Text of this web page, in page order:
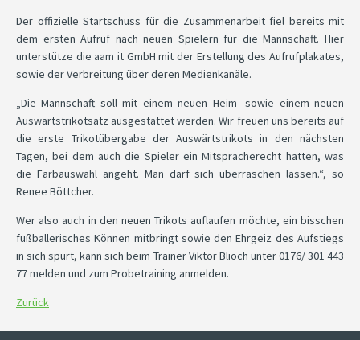
Der offizielle Startschuss für die Zusammenarbeit fiel bereits mit
dem ersten Aufruf nach neuen Spielern für die Mannschaft. Hier
unterstütze die aam it GmbH mit der Erstellung des Aufrufplakates,
sowie der Verbreitung über deren Medienkanäle.
„Die Mannschaft soll mit einem neuen Heim- sowie einem neuen
Auswärtstrikotsatz ausgestattet werden. Wir freuen uns bereits auf
die erste Trikotübergabe der Auswärtstrikots in den nächsten
Tagen, bei dem auch die Spieler ein Mitspracherecht hatten, was
die Farbauswahl angeht. Man darf sich überraschen lassen.“, so
Renee Böttcher.
Wer also auch in den neuen Trikots auflaufen möchte, ein bisschen
fußballerisches Können mitbringt sowie den Ehrgeiz des Aufstiegs
in sich spürt, kann sich beim Trainer Viktor Blioch unter 0176/ 301 443
77 melden und zum Probetraining anmelden.
Zurück